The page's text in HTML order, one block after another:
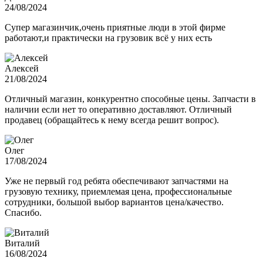
24/08/2024
Супер магазинчик,очень приятные люди в этой фирме
работают,и практически на грузовик всё у них есть
Алексей
21/08/2024
Отличный магазин, конкурентно способные цены. Запчасти в
наличии если нет то оперативно доставляют. Отличный
продавец (обращайтесь к нему всегда решит вопрос).
Олег
17/08/2024
Уже не первый год ребята обеспечивают запчастями на
грузовую технику, приемлемая цена, профессиональные
сотрудники, большой выбор вариантов цена/качество.
Спасибо.
Виталий
16/08/2024